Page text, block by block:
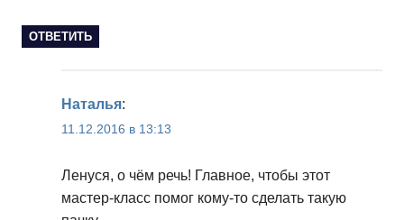
ОТВЕТИТЬ
Наталья:
11.12.2016 в 13:13
Ленуся, о чём речь! Главное, чтобы этот
мастер-класс помог кому-то сделать такую